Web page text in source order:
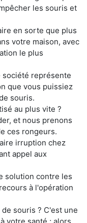
les souris et
en sorte que plus
votre maison, avec
le plus
représente
que vous puissiez
souris.
au plus vite ?
et nous prenons
ces rongeurs.
irruption chez
appel aux
solution contre les
à l'opération
souris ? C'est une
votre santé ; alors